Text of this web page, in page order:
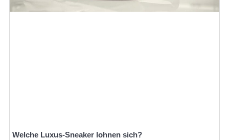
Welche Luxus-Sneaker lohnen sich?